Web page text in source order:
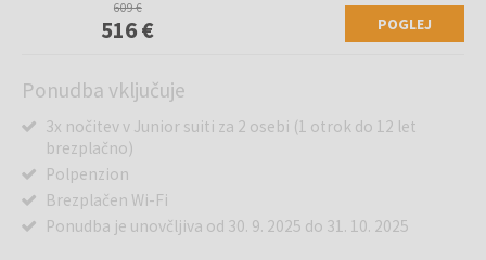
609 €
516 € POGLEJ
Ponudba vključuje
3x nočitev v Junior suiti za 2 osebi (1 otrok do 12 let
brezplačno)
Polpenzion
Brezplačen Wi-Fi
Ponudba je unovčljiva od 30. 9. 2025 do 31. 10. 2025